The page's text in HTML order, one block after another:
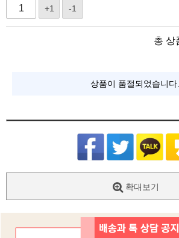
+1 -1
총 상
상품이 품절되었습니다.
확대보기